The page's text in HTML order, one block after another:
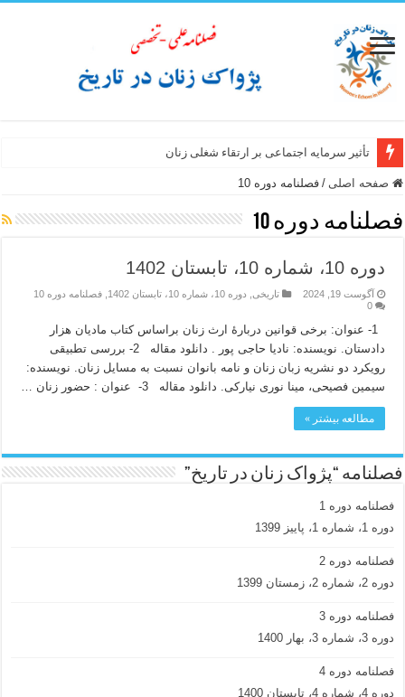
تأثیر سرمایه اجتماعی بر ارتقاء شغلی زنان
صفحه اصلی / فصلنامه دوره 10
فصلنامه دوره 10
دوره 10، شماره 10، تابستان 1402
آگوست 19, 2024 تاریخی دوره 10، شماره 10، تابستان 1402 ,فصلنامه دوره 10
0
1- عنوان: برخی قوانین دربارۀ ارث زنان براساس کتاب مادیان هزار
دادستان. نویسنده: نادیا حاجی پور . دانلود مقاله 2- بررسی تطبیقی
رویکرد دو نشریه زبان زنان و نامه بانوان نسبت به مسایل زنان. نویسنده:
سیمین فصیحی، مینا نوری نیارکی. دانلود مقاله 3- عنوان : حضور زنان …
مطالعه بیشتر »
فصلنامه “پژواک زنان در تاریخ”
فصلنامه دوره 1
دوره 1، شماره 1، پاییز 1399
فصلنامه دوره 2
دوره 2، شماره 2، زمستان 1399
فصلنامه دوره 3
دوره 3، شماره 3، بهار 1400
فصلنامه دوره 4
دوره 4، شماره 4، تابستان 1400